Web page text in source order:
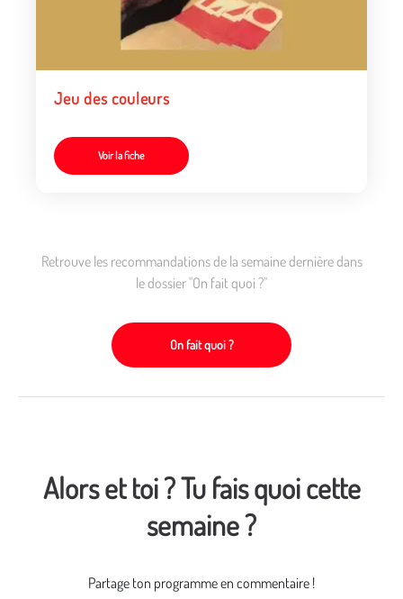
Jeu des couleurs
Voir la fiche
Retrouve les recommandations de la semaine dernière dans
le dossier "On fait quoi ?"
On fait quoi ?
Alors et toi ? Tu fais quoi cette
semaine ?
Partage ton programme en commentaire !